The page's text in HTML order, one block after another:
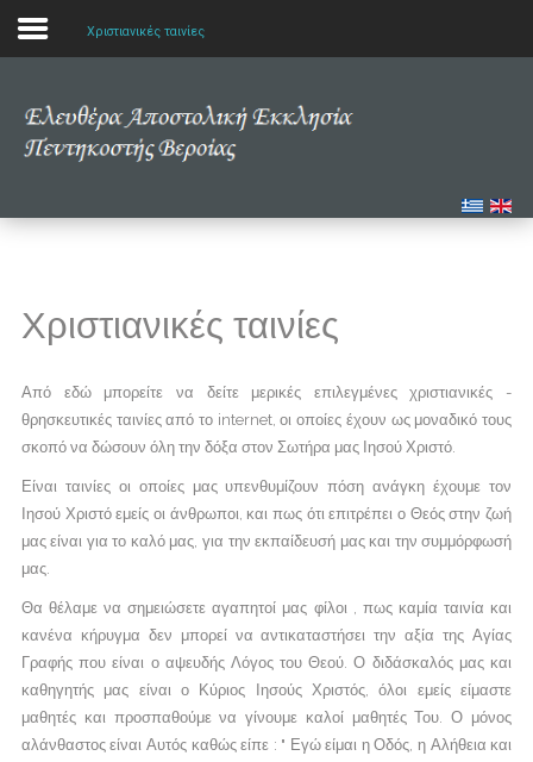
Αρχική
Μελετώντας την Αγία Γραφή
Χριστιανικές ταινίες
Χριστιανικές ταινίες
Από εδώ μπορείτε να δείτε μερικές επιλεγμένες χριστιανικές -
θρησκευτικές ταινίες από το internet, οι οποίες έχουν ως μοναδικό τους
σκοπό να δώσουν όλη την δόξα στον Σωτήρα μας Ιησού Χριστό.
Είναι ταινίες οι οποίες μας υπενθυμίζουν πόση ανάγκη έχουμε τον
Ιησού Χριστό εμείς οι άνθρωποι, και πως ότι επιτρέπει ο Θεός στην ζωή
μας είναι για το καλό μας, για την εκπαίδευσή μας και την συμμόρφωσή
μας.
Θα θέλαμε να σημειώσετε αγαπητοί μας φίλοι , πως καμία ταινία και
κανένα κήρυγμα δεν μπορεί να αντικαταστήσει την αξία της Αγίας
Γραφής που είναι ο αψευδής Λόγος του Θεού. Ο διδάσκαλός μας και
καθηγητής μας είναι ο Κύριος Ιησούς Χριστός, όλοι εμείς είμαστε
μαθητές και προσπαθούμε να γίνουμε καλοί μαθητές Του. Ο μόνος
αλάνθαστος είναι Αυτός καθώς είπε : " Εγώ είμαι η Οδός, η Αλήθεια και